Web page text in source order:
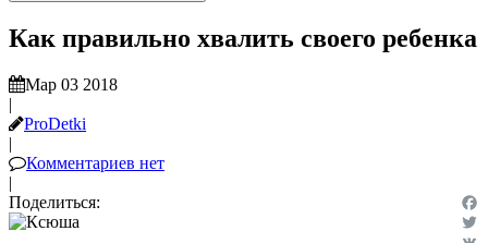
Как правильно хвалить своего ребенка
Мар 03 2018
|
ProDetki
|
Комментариев нет
|
Поделиться: